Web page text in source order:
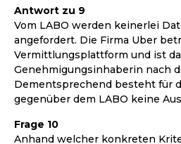
Antwort zu 9
Vom LABO werden keinerlei
angefordert. Die Firma Uber
Vermittlungsplattform und ist
Genehmigungsinhaberin nach
Dementsprechend besteht für
gegenüber dem LABO keine
Frage 10
Anhand welcher konkreten